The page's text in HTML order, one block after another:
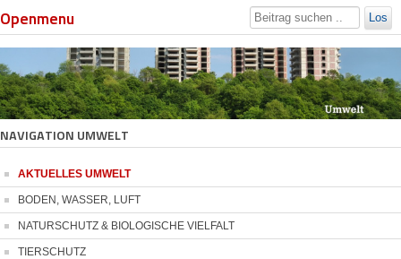
Openmenu Los
NAVIGATION UMWELT
AKTUELLES UMWELT
BODEN, WASSER, LUFT
NATURSCHUTZ & BIOLOGISCHE VIELFALT
TIERSCHUTZ